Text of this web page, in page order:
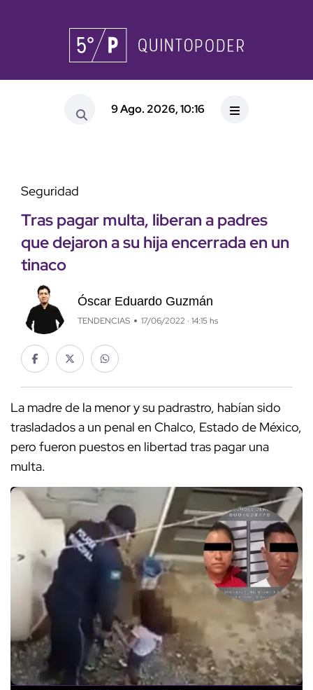
9 Ago. 2026, 10:16
Seguridad
Tras pagar multa, liberan a padres
que dejaron a su hija encerrada en un
tinaco
Óscar Eduardo Guzmán
TENDENCIAS 17/06/2022 · 14:15 hs
La madre de la menor y su padrastro, habían sido
trasladados a un penal en Chalco, Estado de México,
pero fueron puestos en libertad tras pagar una
multa.